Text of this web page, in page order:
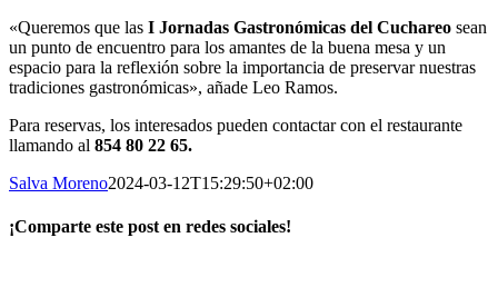
«Queremos que las I Jornadas Gastronómicas del Cuchareo sean
un punto de encuentro para los amantes de la buena mesa y un
espacio para la reflexión sobre la importancia de preservar nuestras
tradiciones gastronómicas», añade Leo Ramos.
Para reservas, los interesados pueden contactar con el restaurante
llamando al 854 80 22 65.
Salva Moreno2024-03-12T15:29:50+02:00
¡Comparte este post en redes sociales!